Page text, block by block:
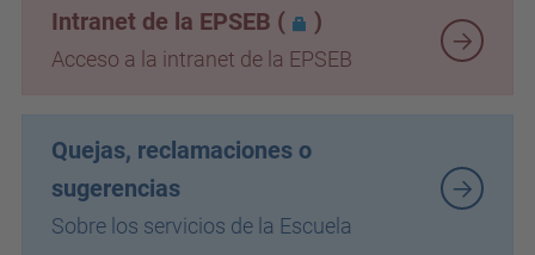
Intranet de la EPSEB ( )
Acceso a la intranet de la EPSEB
Quejas, reclamaciones o
sugerencias
Sobre los servicios de la Escuela